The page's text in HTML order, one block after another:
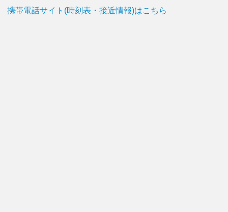
携帯電話サイト(時刻表・接近情報)はこちら